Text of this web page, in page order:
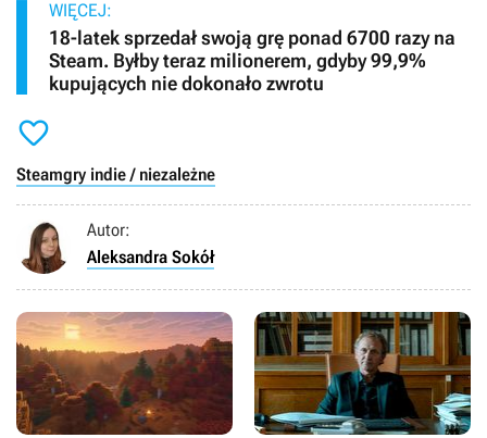
WIĘCEJ:
18-latek sprzedał swoją grę ponad 6700 razy na
Steam. Byłby teraz milionerem, gdyby 99,9%
kupujących nie dokonało zwrotu

Steamgry indie / niezależne
Autor:
Aleksandra Sokół